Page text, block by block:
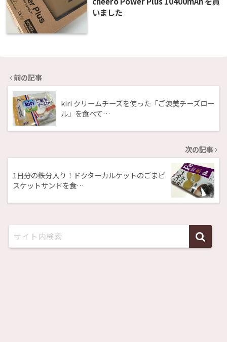
いました
前の記事
kiri クリームチーズを使った「ご褒美チーズロー
ル」を食べて…
次の記事
1日分の鉄分入り！ドクターカルケットのごまビ
スケットサンドを食…